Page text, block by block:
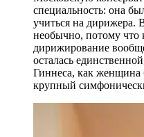
специальность: она
учиться на дирижера.
необычно, потому что
дирижирование
осталась
Гиннеса, как женщина
крупный